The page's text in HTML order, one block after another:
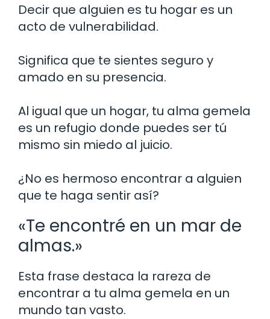
Decir que alguien es tu hogar es un
acto de vulnerabilidad.
Significa que te sientes seguro y
amado en su presencia.
Al igual que un hogar, tu alma gemela
es un refugio donde puedes ser tú
mismo sin miedo al juicio.
¿No es hermoso encontrar a alguien
que te haga sentir así?
«Te encontré en un mar de
almas.»
Esta frase destaca la rareza de
encontrar a tu alma gemela en un
mundo tan vasto.